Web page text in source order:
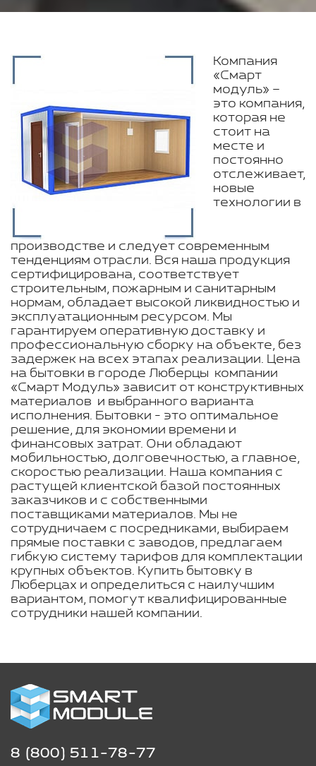
Компания
«Смарт
модуль» –
это компания,
которая не
стоит на
месте и
постоянно
отслеживает,
новые
технологии в
производстве и следует современным
тенденциям отрасли. Вся наша продукция
сертифицирована, соответствует
строительным, пожарным и санитарным
нормам, обладает высокой ликвидностью и
эксплуатационным ресурсом. Мы
гарантируем оперативную доставку и
профессиональную сборку на объекте, без
задержек на всех этапах реализации. Цена
на бытовки в городе Люберцы компании
«Смарт Модуль» зависит от конструктивных
материалов и выбранного варианта
исполнения. Бытовки - это оптимальное
решение, для экономии времени и
финансовых затрат. Они обладают
мобильностью, долговечностью, а главное,
скоростью реализации. Наша компания с
растущей клиентской базой постоянных
заказчиков и с собственными
поставщиками материалов. Мы не
сотрудничаем с посредниками, выбираем
прямые поставки с заводов, предлагаем
гибкую систему тарифов для комплектации
крупных объектов. Купить бытовку в
Люберцах и определиться с наилучшим
вариантом, помогут квалифицированные
сотрудники нашей компании.
8 (800) 511-78-77